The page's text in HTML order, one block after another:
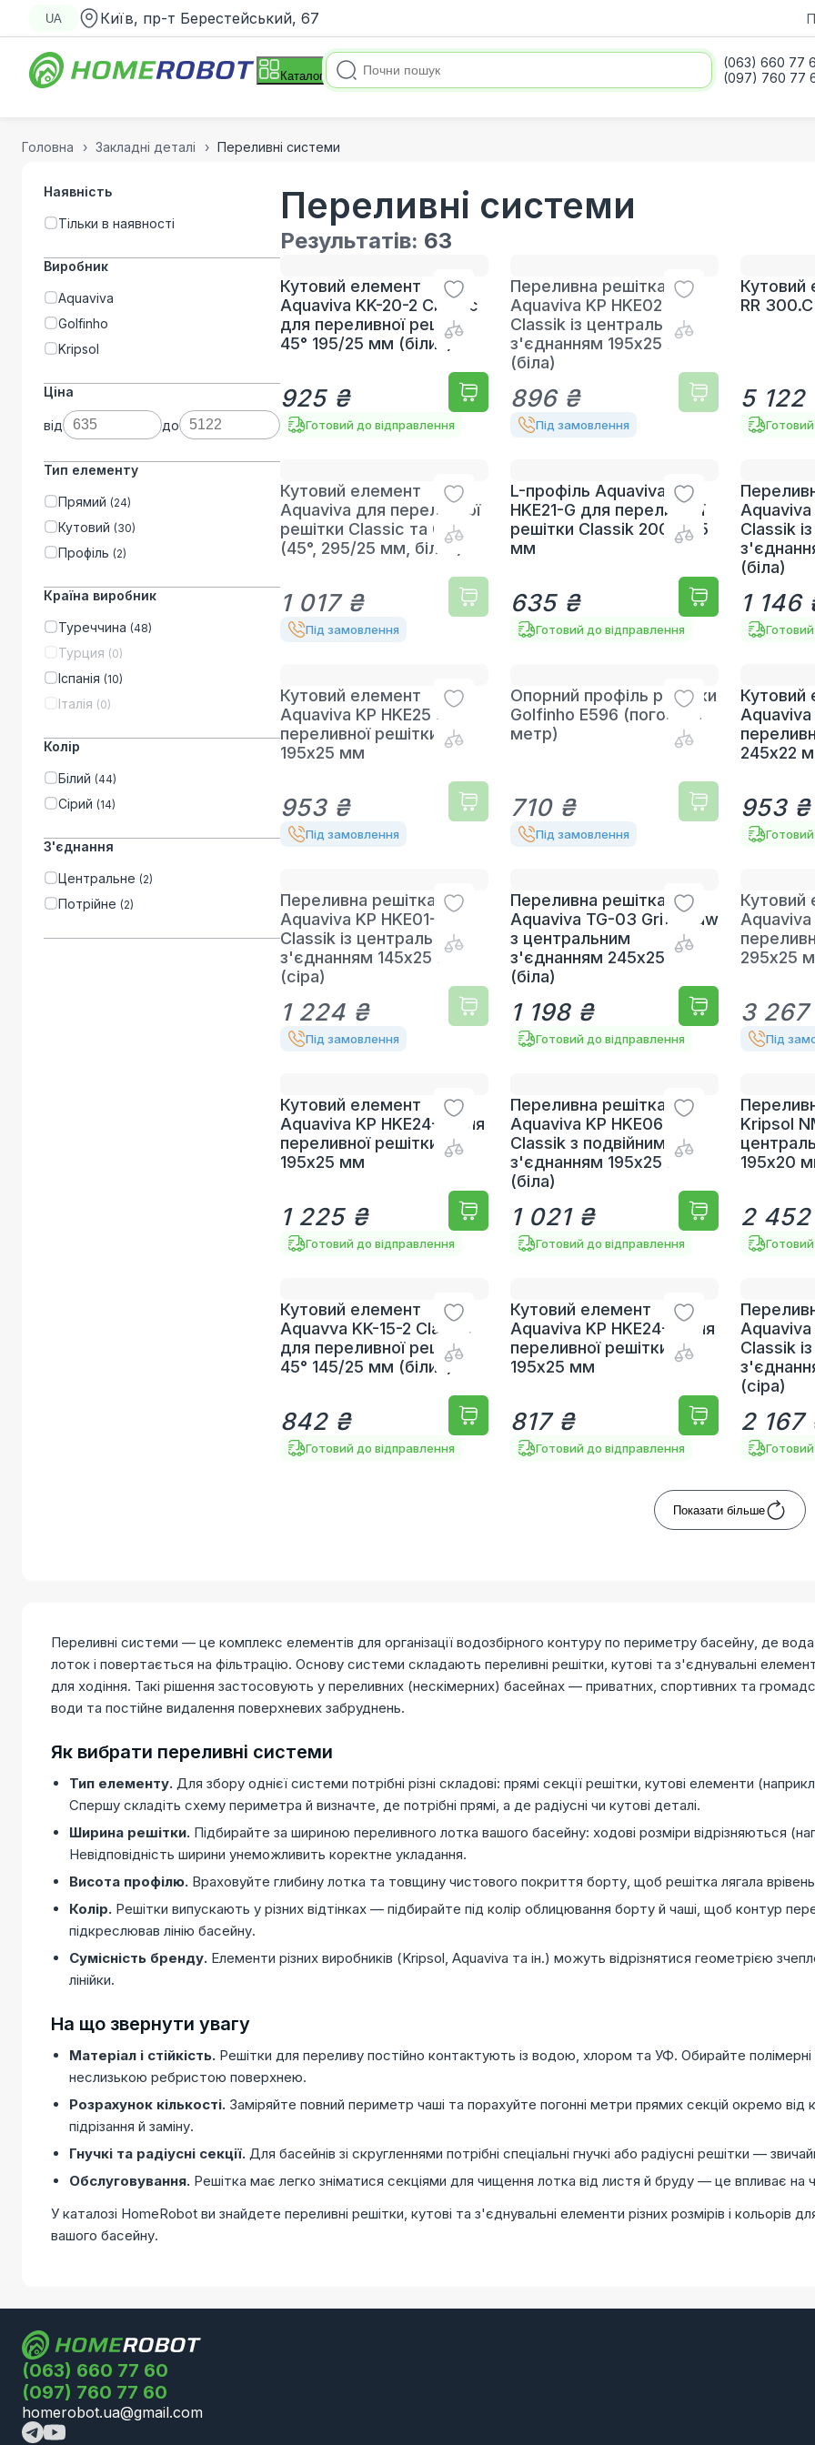
UA Київ, пр-т Берестейський, 67
Каталог
(063) 660 77
(097) 760 77
Головна Закладні деталі Переливні системи
Наявність
Тільки в наявності
Виробник
Aquaviva
Golfinho
Kripsol
Ціна
від до
Тип елементу
Прямий (24)
Кутовий (30)
Профіль (2)
Країна виробник
Туреччина (48)
Турция (0)
Іспанія (10)
Італія (0)
Колір
Білий (44)
Сірий (14)
З'єднання
Центральне (2)
Потрійне (2)
Переливні системи
Результатів: 63
Кутовий елемент
Aquaviva KK-20-2 Classic
для переливної решітки
45° 195/25 мм (білий)
925 ₴
Готовий до відправлення
Переливна решітка
Aquaviva KP HKE02
Classik із центральним
з'єднанням 195x25 мм
(біла)
896 ₴
Під замовлення
Кутовий
RR
5 122
Кутовий елемент
Aquaviva для переливної
решітки Classic та Grift,
(45°, 295/25 мм, білий)
1 017 ₴
Під замовлення
L-профіль Aquaviva KP
HKE21-G для переливної
решітки Classik 2000х25
мм
635 ₴
Готовий до відправлення
Aquaviva
Classik
(біла)
1 146
Кутовий елемент
Aquaviva KP HKE25 для
переливної решітки 90°
195х25 мм
953 ₴
Під замовлення
Опорний профіль решітки
Golfinho E596 (погонний
метр)
710 ₴
Під замовлення
Кутовий
Aquaviva
245х22
953 ₴
Переливна решітка
Aquaviva KP HKE01-G
Classik із центральним
з'єднанням 145x25 мм
(сіра)
1 224 ₴
Під замовлення
Переливна решітка
Aquaviva TG-03 Grift Claw
з центральним
з'єднанням 245x25 мм
(біла)
1 198 ₴
Готовий до відправлення
Кутовий
Aquaviva
295х25
3
Під
Кутовий елемент
Aquaviva KP HKE24-G для
переливної решітки 45°
195х25 мм
1 225 ₴
Готовий до відправлення
Переливна решітка
Aquaviva KP HKE06
Classik з подвійним
з'єднанням 195x25 мм
(біла)
1 021 ₴
Готовий до відправлення
Kripsol
195х20
2
Кутовий елемент
Aquavva KK-15-2 Classic
для переливної решітки
45° 145/25 мм (білий)
842 ₴
Готовий до відправлення
Кутовий елемент
Aquaviva KP HKE24-G для
переливної решітки 45°
195х25 мм
817 ₴
Готовий до відправлення
Aquaviva
Classik
(сіра)
2 167
Показати більше
Переливні системи — це комплекс елементів для організації водозбірного контуру по периметру басейну, де
лоток і повертається на фільтрацію. Основу системи складають переливні решітки, кутові та з'єднувальні
для ходіння. Такі рішення застосовують у переливних (нескімерних) басейнах — приватних, спортивних та
води та постійне видалення поверхневих забруднень.
Як вибрати переливні системи
Тип елементу. Для збору однієї системи потрібні різні складові: прямі секції решітки, кутові елементи
Спершу складіть схему периметра й визначте, де потрібні прямі, а де радіусні чи кутові деталі.
Ширина решітки. Підбирайте за шириною переливного лотка вашого басейну: ходові розміри відрізняються
Невідповідність ширини унеможливить коректне укладання.
Висота профілю. Враховуйте глибину лотка та товщину чистового покриття борту, щоб решітка лягала
Колір. Решітки випускають у різних відтінках — підбирайте під колір облицювання борту й чаші, щоб контур
підкреслював лінію басейну.
Сумісність бренду. Елементи різних виробників (Kripsol, Aquaviva та ін.) можуть відрізнятися геометрією
лінійки.
На що звернути увагу
Матеріал і стійкість. Решітки для переливу постійно контактують із водою, хлором та УФ. Обирайте полімерні
неслизькою ребристою поверхнею.
Розрахунок кількості. Заміряйте повний периметр чаші та порахуйте погонні метри прямих секцій окремо
підрізання й заміну.
Гнучкі та радіусні секції. Для басейнів зі скругленнями потрібні спеціальні гнучкі або радіусні решітки —
Обслуговування. Решітка має легко зніматися секціями для чищення лотка від листя й бруду — це впливає на
У каталозі HomeRobot ви знайдете переливні решітки, кутові та з'єднувальні елементи різних розмірів і кольорів
вашого басейну.
(063) 660 77 60
(097) 760 77 60
homerobot.ua@gmail.com